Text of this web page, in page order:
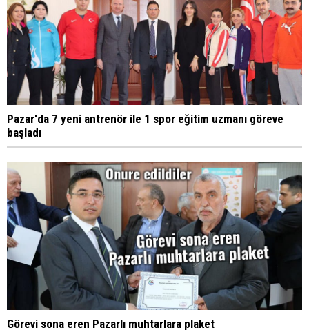
Pazar'da 7 yeni antrenör ile 1 spor eğitim uzmanı göreve
başladı
Görevi sona eren Pazarlı muhtarlara plaket